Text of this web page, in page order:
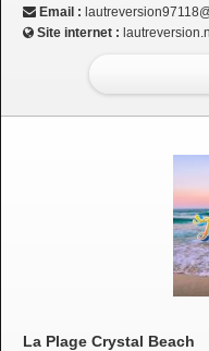
Email :
Site internet :
La Plage Crystal Beach